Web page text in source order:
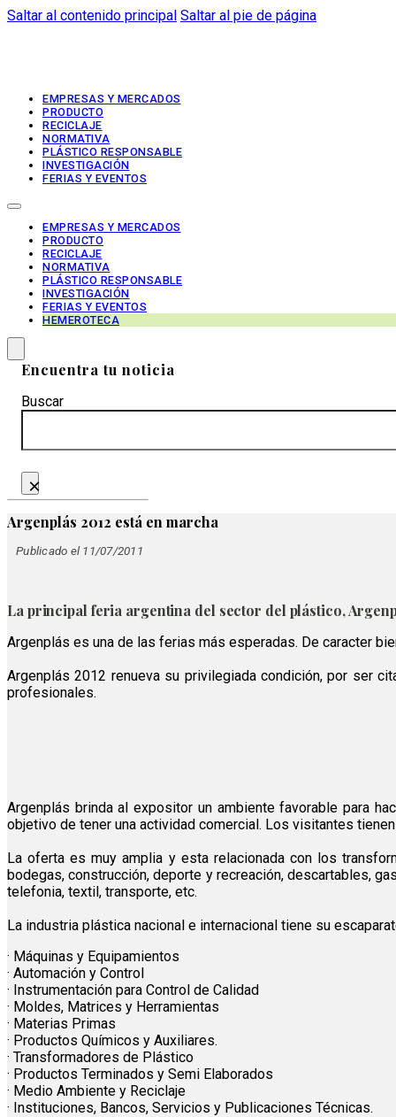
Saltar al contenido principal Saltar al pie de página
EMPRESAS Y MERCADOS
PRODUCTO
RECICLAJE
NORMATIVA
PLÁSTICO RESPONSABLE
INVESTIGACIÓN
FERIAS Y EVENTOS
EMPRESAS Y MERCADOS
PRODUCTO
RECICLAJE
NORMATIVA
PLÁSTICO RESPONSABLE
INVESTIGACIÓN
FERIAS Y EVENTOS
HEMEROTECA
Encuentra tu noticia
Buscar
×
Argenplás 2012 está en marcha
Publicado el 11/07/2011
La principal feria argentina del sector del plástico,
Argenplás es una de las ferias más esperadas. De caracter
Argenplás 2012 renueva su privilegiada condición, por ser
profesionales.
Argenplás brinda al expositor un ambiente favorable para
objetivo de tener una actividad comercial. Los visitantes
La oferta es muy amplia y esta relacionada con los
bodegas, construcción, deporte y recreación, descartables,
telefonia, textil, transporte, etc.
La industria plástica nacional e internacional tiene su
· Máquinas y Equipamientos
· Automación y Control
· Instrumentación para Control de Calidad
· Moldes, Matrices y Herramientas
· Materias Primas
· Productos Químicos y Auxiliares.
· Transformadores de Plástico
· Productos Terminados y Semi Elaborados
· Medio Ambiente y Reciclaje
· Instituciones, Bancos, Servicios y Publicaciones Técnicas.